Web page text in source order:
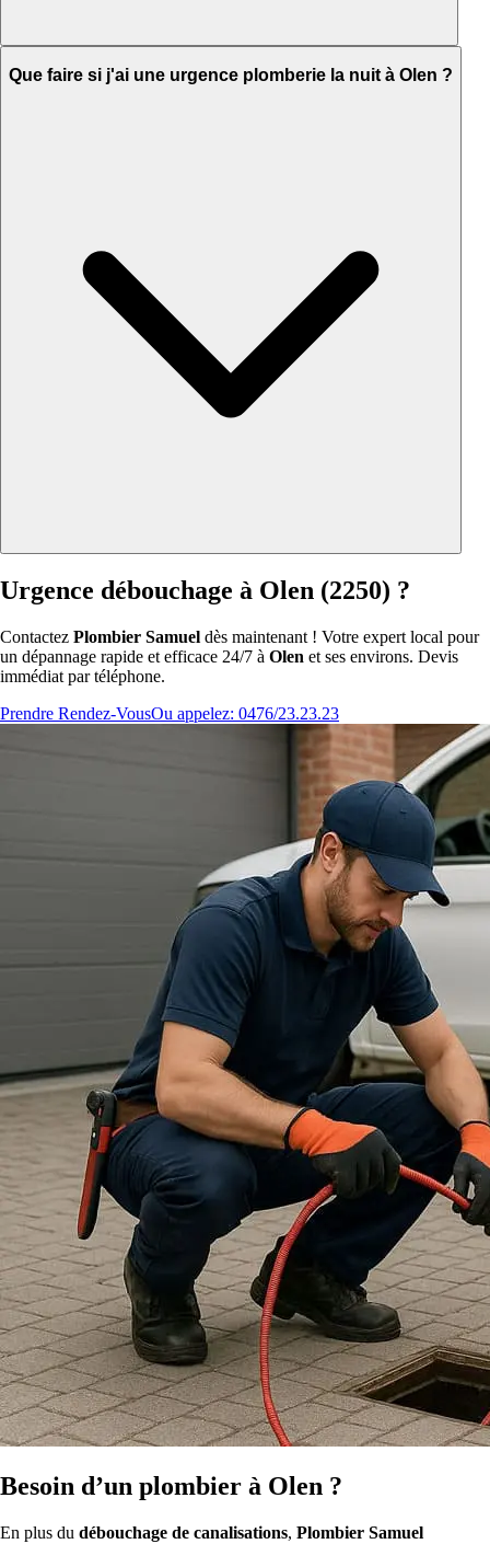
Que faire si j'ai une urgence plomberie la nuit à Olen ?
Urgence débouchage à Olen (2250) ?
Contactez Plombier Samuel dès maintenant ! Votre expert local pour
un dépannage rapide et efficace 24/7 à Olen et ses environs. Devis
immédiat par téléphone.
Prendre Rendez-VousOu appelez: 0476/23.23.23
Besoin d’un plombier à Olen ?
En plus du débouchage de canalisations, Plombier Samuel